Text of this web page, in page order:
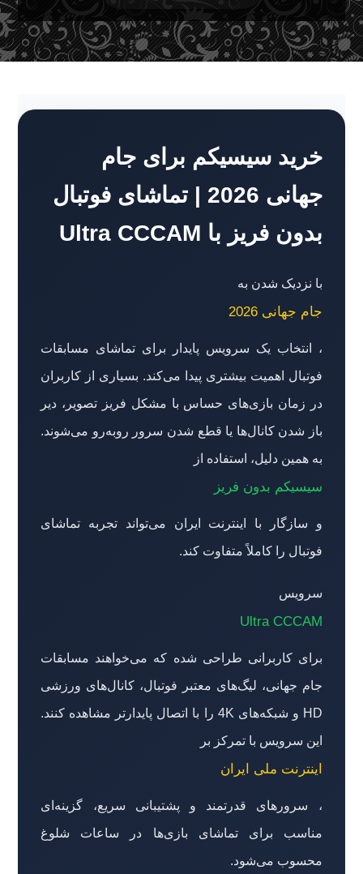
خرید سیسیکم برای جام
جهانی 2026 | تماشای فوتبال
بدون فریز با Ultra CCCAM
با نزدیک شدن به
جام جهانی 2026
، انتخاب یک سرویس پایدار برای تماشای مسابقات
فوتبال اهمیت بیشتری پیدا می‌کند. بسیاری از کاربران
در زمان بازی‌های حساس با مشکل فریز تصویر، دیر
باز شدن کانال‌ها یا قطع شدن سرور روبه‌رو می‌شوند.
به همین دلیل، استفاده از
سیسیکم بدون فریز
و سازگار با اینترنت ایران می‌تواند تجربه تماشای
فوتبال را کاملاً متفاوت کند.
سرویس
Ultra CCCAM
برای کاربرانی طراحی شده که می‌خواهند مسابقات
جام جهانی، لیگ‌های معتبر فوتبال، کانال‌های ورزشی
HD و شبکه‌های 4K را با اتصال پایدارتر مشاهده کنند.
این سرویس با تمرکز بر
اینترنت ملی ایران
، سرورهای قدرتمند و پشتیبانی سریع، گزینه‌ای
مناسب برای تماشای بازی‌ها در ساعات شلوغ
محسوب می‌شود.